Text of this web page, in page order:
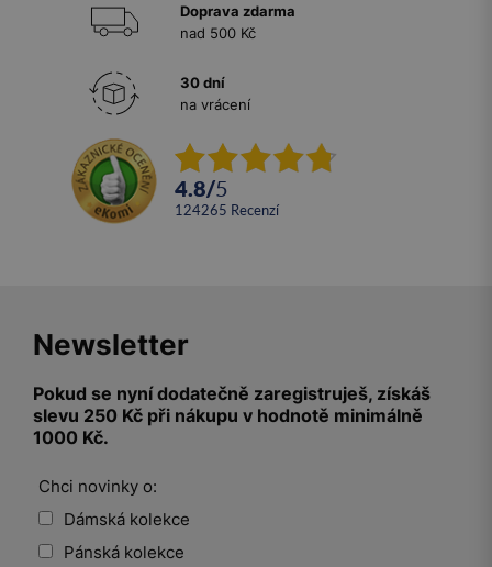
Doprava zdarma
nad 500 Kč
30 dní
na vrácení
4.8/5
124265 recenzí
Newsletter
Pokud se nyní dodatečně zaregistruješ, získáš
slevu 250 Kč při nákupu v hodnotě minimálně
1000 Kč.
Chci novinky o:
Dámská kolekce
Pánská kolekce